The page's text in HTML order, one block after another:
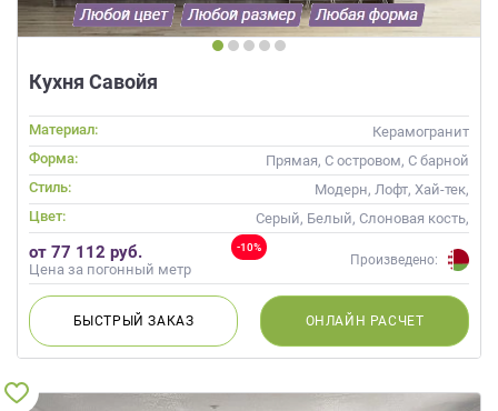
Кухня Савойя
Материал:
Керамогранит
Форма:
Прямая, С островом, С барной
стойкой
Стиль:
Модерн, Лофт, Хай-тек,
Современные
Цвет:
Серый, Белый, Слоновая кость,
Кремовый
-10%
от 77 112 руб.
Цена за погонный метр
Произведено:
БЫСТРЫЙЗАКАЗ ОНЛАЙН РАСЧЕТ